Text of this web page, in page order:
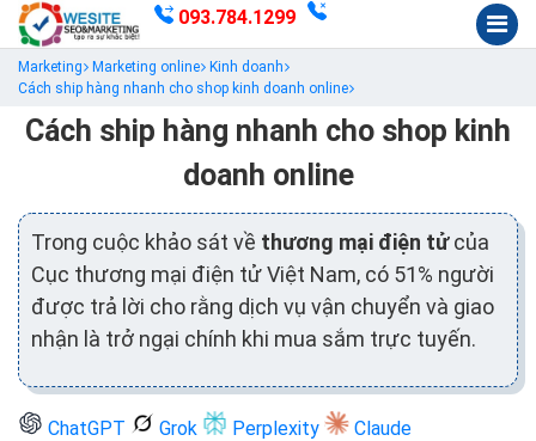
093.784.1299
Marketing Marketing online
Kinh doanh
Cách ship hàng nhanh cho shop kinh doanh online
Cách ship hàng nhanh cho shop kinh
doanh online
Trong cuộc khảo sát về thương mại điện tửcủa
Cục thương mại điện tử Việt Nam, có 51% người
được trả lời cho rằng dịch vụ vận chuyển và giao
nhận là trở ngại chính khi mua sắm trực tuyến.
ChatGPT Grok Perplexity Claude